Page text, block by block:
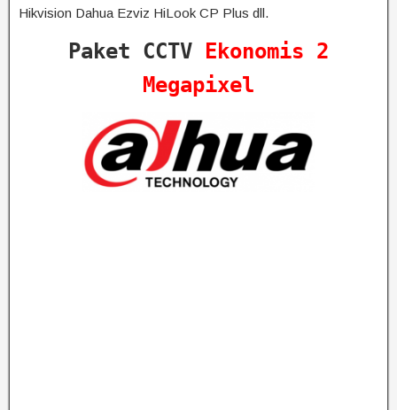
Hikvision Dahua Ezviz HiLook CP Plus dll.
Paket CCTV
Ekonomis 2
Megapixel